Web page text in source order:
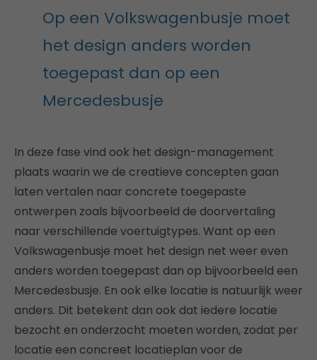
Op een Volkswagenbusje moet
het design anders worden
toegepast dan op een
Mercedesbusje
In deze fase vind ook het design-management
plaats waarin we de creatieve concepten gaan
laten vertalen naar concrete toegepaste
ontwerpen zoals bijvoorbeeld de doorvertaling
naar verschillende voertuigtypes. Want op een
Volkswagenbusje moet het design net weer even
anders worden toegepast dan op bijvoorbeeld een
Mercedesbusje. En ook elke locatie is natuurlijk weer
anders. Dit betekent dan ook dat iedere locatie
bezocht en onderzocht moeten worden, zodat per
locatie een concreet locatieplan voor de